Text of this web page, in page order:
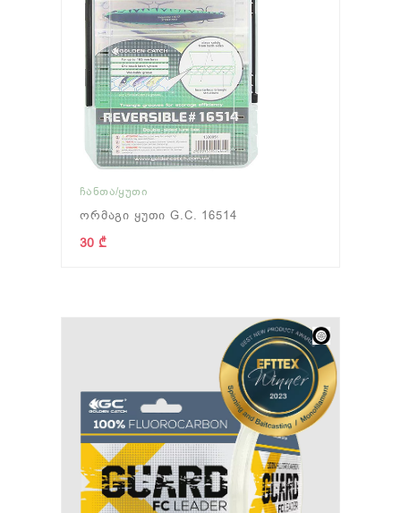
ᲩᲐᲜᲗᲐ/ᲧᲣᲗᲘ
Ორმაგი Ყუთი G.C. 16514
30 ₾